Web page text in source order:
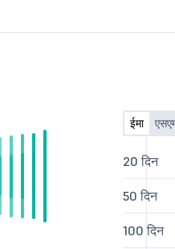
ईमा
20 दिन
50 दिन
100 दिन